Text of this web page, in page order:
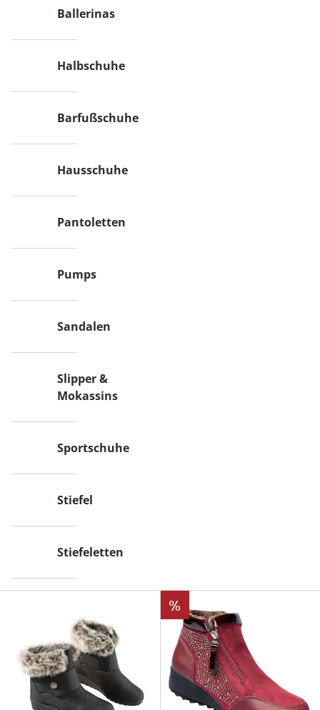
Ballerinas
Halbschuhe
Barfußschuhe
Hausschuhe
Pantoletten
Pumps
Sandalen
Slipper &
Mokassins
Sportschuhe
Stiefel
Stiefeletten
%